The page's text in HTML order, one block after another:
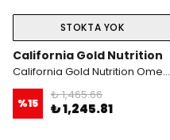
STOKTA YOK
California Gold Nutrition
California Gold Nutrition Omega-3 Premium Fish Oil 240 Fish Gelatin Softgels- İthal
%15
₺ 1,465.66
₺ 1,245.81